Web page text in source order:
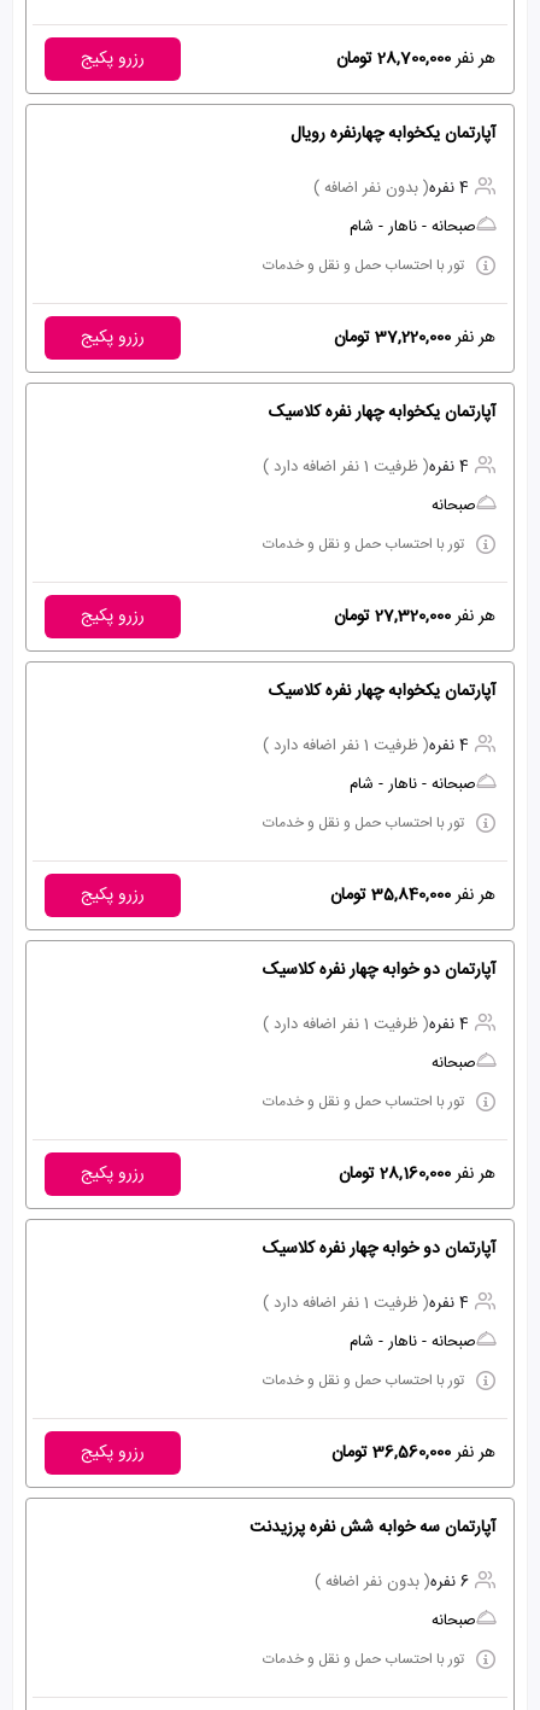
هر نفر28,700,000 تومان رزرو پکیج
آپارتمان یکخوابه چهارنفره رویال
4 نفره
( بدون نفر اضافه )
صبحانه - ناهار - شام
تور با احتساب حمل و نقل و خدمات
هر نفر37,220,000 تومان رزرو پکیج
آپارتمان یکخوابه چهار نفره کلاسیک
4 نفره
( ظرفیت 1 نفر اضافه دارد )
صبحانه
تور با احتساب حمل و نقل و خدمات
هر نفر27,320,000 تومان رزرو پکیج
آپارتمان یکخوابه چهار نفره کلاسیک
4 نفره
( ظرفیت 1 نفر اضافه دارد )
صبحانه - ناهار - شام
تور با احتساب حمل و نقل و خدمات
هر نفر35,840,000 تومان رزرو پکیج
آپارتمان دو خوابه چهار نفره کلاسیک
4 نفره
( ظرفیت 1 نفر اضافه دارد )
صبحانه
تور با احتساب حمل و نقل و خدمات
هر نفر28,160,000 تومان رزرو پکیج
آپارتمان دو خوابه چهار نفره کلاسیک
4 نفره
( ظرفیت 1 نفر اضافه دارد )
صبحانه - ناهار - شام
تور با احتساب حمل و نقل و خدمات
هر نفر36,560,000 تومان رزرو پکیج
آپارتمان سه خوابه شش نفره پرزیدنت
6 نفره
( بدون نفر اضافه )
صبحانه
تور با احتساب حمل و نقل و خدمات